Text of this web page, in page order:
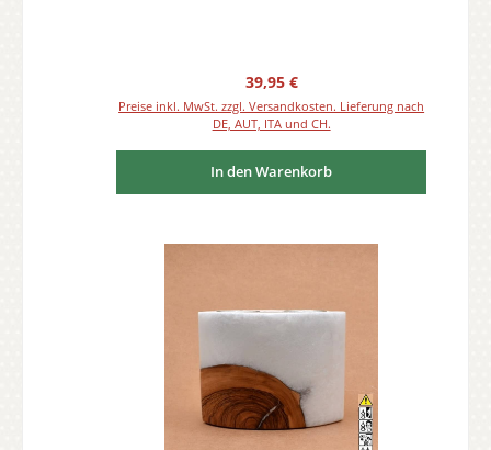
Regulärer Preis:
39,95 €
Preise inkl. MwSt. zzgl. Versandkosten. Lieferung nach
DE, AUT, ITA und CH.
In den Warenkorb